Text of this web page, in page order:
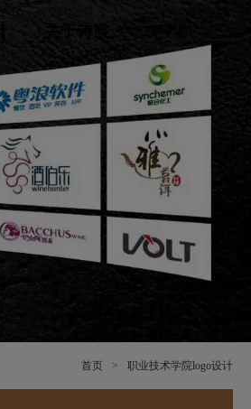
关于诗宸
首页 > 职业技术学院logo设计